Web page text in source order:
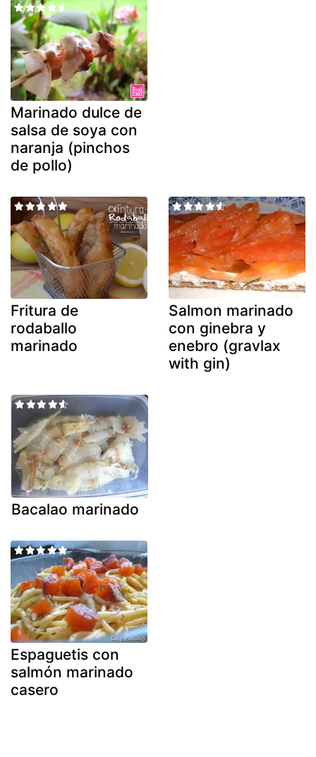
Marinado dulce de
salsa de soya con
naranja (pinchos
de pollo)
Fritura de
rodaballo
marinado
Salmon marinado
con ginebra y
enebro (gravlax
with gin)
Bacalao marinado
Espaguetis con
salmón marinado
casero